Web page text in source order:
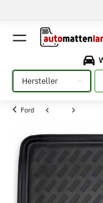
Bitte auswählen
Ford